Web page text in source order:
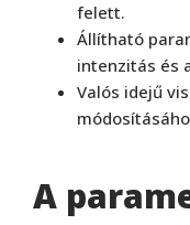
felett.
Állítható
intenzitás és
Valós idejű
A